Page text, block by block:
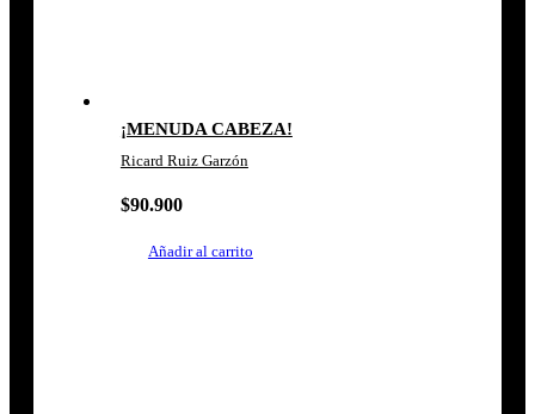
¡MENUDA CABEZA!
Ricard Ruiz Garzón
$90.900
Añadir al carrito